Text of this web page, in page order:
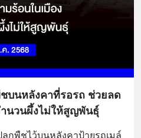
บนหลังคาที่รอรถ ช่วยลด
ในเมือง เพิ่มจำนวนผึ้งไม่ให้สูญพันธุ์
ลูกพืชไว้บนหลังคาป้ายรถเมล์